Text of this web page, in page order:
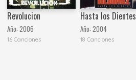
Revolucion
Año:2006
16 Canciones
Hasta los Dientes
Año: 2004
18 Canciones